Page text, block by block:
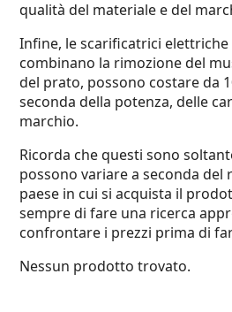
qualità del materiale e del
Infine, le scarificatrici elettriche
combinano la rimozione del
del prato, possono costare da
seconda della potenza, delle
marchio.
Ricorda che questi sono
possono variare a seconda del
paese in cui si acquista il
sempre di fare una ricerca
confrontare i prezzi prima di
Nessun prodotto trovato.